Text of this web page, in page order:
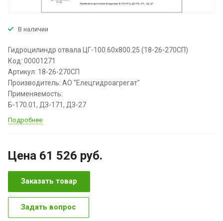
В наличии
Гидроцилиндр отвала ЦГ-100.60х800.25 (18-26-270СП)
Код: 00001271
Артикул: 18-26-270СП
Производитель: АО "Елецгидроагрегат"
Применяемость:
Б-170.01, ДЗ-171, ДЗ-27
Подробнее
Цена 61 526 руб.
Заказать товар
Задать вопрос